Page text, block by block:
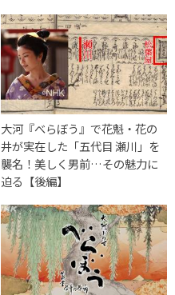
大河『べらぼう』で花魁・花の
井が実在した「五代目 瀬川」を
襲名！美しく男前…その魅力に
迫る【後編】